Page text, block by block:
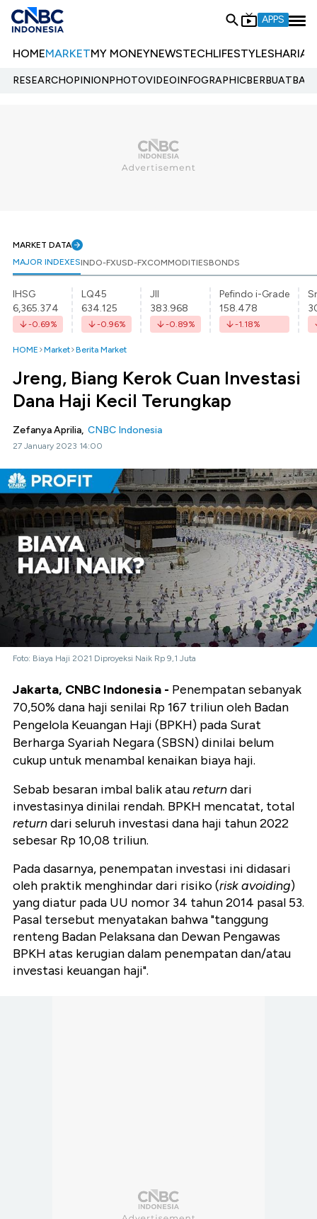
APPS
HOMEMARKETMY MONEYNEWSTECHLIFESTYLESHARIA
RESEARCHOPINIONPHOTOVIDEOINFOGRAPHIC
MARKET DATA
MAJOR INDEXESINDO-FXUSD-FXCOMMODITIESBONDS
IHSG
6,365.374
-0.69%
LQ45
634.125
-0.96%
JII
383.968
-0.89%
Pefindo i-Grade
158.478
-1.18%
HOME Market Berita Market
Jreng, Biang Kerok Cuan Investasi
Dana Haji Kecil Terungkap
Zefanya Aprilia, CNBC Indonesia
27 January 2023 14:00
Foto: Biaya Haji 2021 Diproyeksi Naik Rp 9,1 Juta
Jakarta, CNBC Indonesia - Penempatan sebanyak
70,50% dana haji senilai Rp 167 triliun oleh Badan
Pengelola Keuangan Haji (BPKH) pada Surat
Berharga Syariah Negara (SBSN) dinilai belum
cukup untuk menambal kenaikan biaya haji.
Sebab besaran imbal balik ataureturndari
investasinya dinilai rendah. BPKH mencatat, total
returndari seluruh investasi dana haji tahun 2022
sebesar Rp 10,08 triliun.
Pada dasarnya, penempatan investasi ini didasari
oleh praktik menghindar dari risiko (risk avoiding)
yang diatur pada UU nomor 34 tahun 2014 pasal 53.
Pasal tersebut menyatakan bahwa "tanggung
renteng Badan Pelaksana dan Dewan Pengawas
BPKH atas kerugian dalam penempatan dan/atau
investasi keuangan haji".